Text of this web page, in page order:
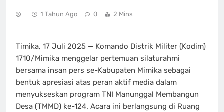
1 Tahun Ago 0 2 Mins
Timika, 17 Juli 2025 — Komando Distrik Militer (Kodim)
1710/Mimika menggelar pertemuan silaturahmi
bersama insan pers se-Kabupaten Mimika sebagai
bentuk apresiasi atas peran aktif media dalam
menyukseskan program TNI Manunggal Membangun
Desa (TMMD) ke-124. Acara ini berlangsung di Ruang